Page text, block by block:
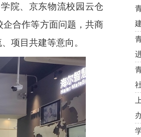
院、京东物流校园云仓
企合作等方面问题，共商
项目共建等意向。